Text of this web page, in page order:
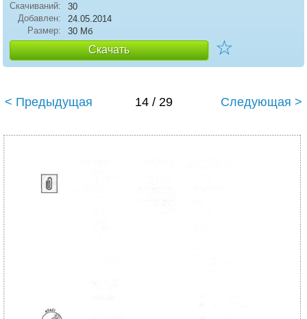
Скачиваний:
30
Добавлен:
24.05.2014
Размер:
30 Мб
Скачать ☆
< Предыдущая 14 / 29 Следующая >